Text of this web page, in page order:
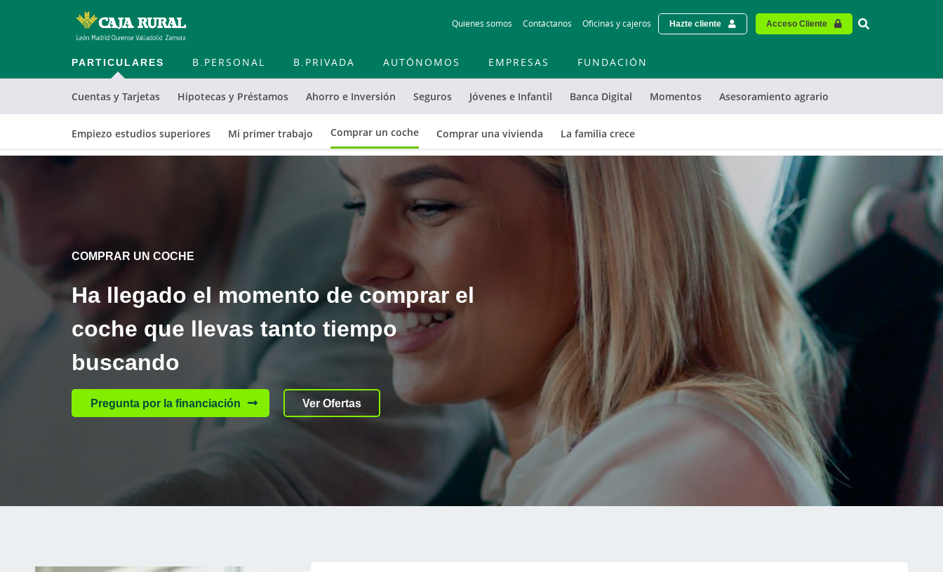
to
contentt
Quienes somos Contáctanos Oficinas y cajeros Hazte cliente Acceso Cliente Vinculo -
PARTICULARES
Cuentas y Tarjetas Hipotecas y Préstamos Ahorro e Inversión Seguros Jóvenes e Infantil Banca Digital Momentos
Empiezo estudios superiores Mi primer trabajo Comprar un coche Comprar una vivienda La familia crece
Asesoramiento agrario
B.PERSONAL B.PRIVADA AUTÓNOMOS EMPRESAS FUNDACIÓN
Cargando
COMPRAR UN COCHE
Ha llegado el momento de comprar el
coche que llevas tanto tiempo
buscando
Pregunta por la financiación Ver Ofertas